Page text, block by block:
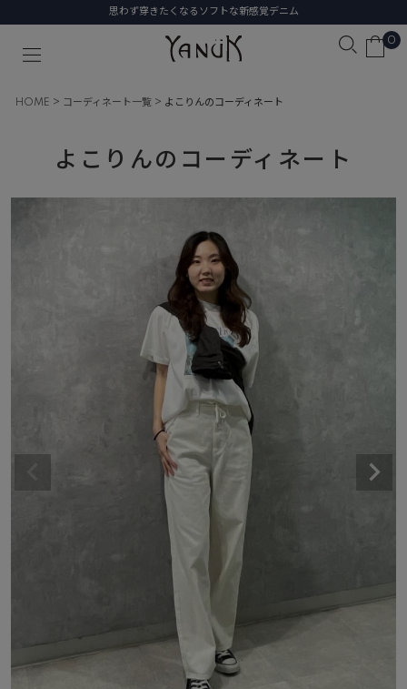
思わず穿きたくなるソフトな新感覚デニム
0
HOME コーディネート一覧 よこりんのコーディネート
よこりんのコーディネート